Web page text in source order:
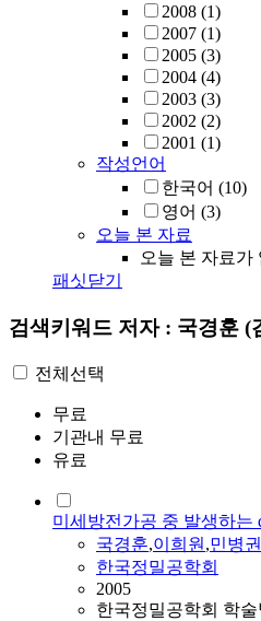
2008 (1)
2007 (1)
2005 (3)
2004 (4)
2003 (3)
2002 (2)
2001 (1)
작성언어
한국어 (10)
영어 (3)
오늘 본 자료
오늘 본 자료가
패싯닫기
검색키워드 저자 : 국경훈 (
전체선택
무료
기관내 무료
유료
미세방전가공 중 발생하는
국경훈,이희원,민병권
한국정밀공학회
2005
한국정밀공학회 학